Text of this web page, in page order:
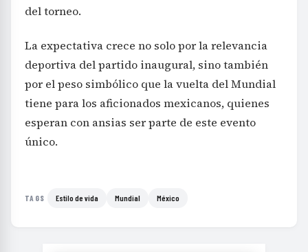
del torneo.
La expectativa crece no solo por la relevancia
deportiva del partido inaugural, sino también
por el peso simbólico que la vuelta del Mundial
tiene para los aficionados mexicanos, quienes
esperan con ansias ser parte de este evento
único.
TAGS Estilo de vida Mundial México